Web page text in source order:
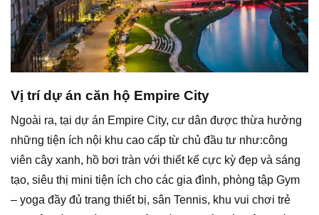
Vị trí dự án căn hộ Empire City
Ngoài ra, tại dự án Empire City, cư dân được thừa hưởng
những tiện ích nội khu cao cấp từ chủ đầu tư như:công
viên cây xanh, hồ bơi tràn với thiết kế cực kỳ đẹp và sáng
tạo, siêu thị mini tiện ích cho các gia đình, phòng tập Gym
– yoga đầy đủ trang thiết bị, sân Tennis, khu vui chơi trẻ